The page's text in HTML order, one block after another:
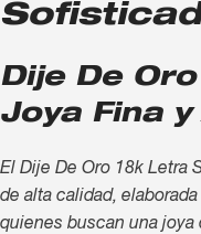
Dije De
Joya Fina
El Dije De Oro 18k Letra
de alta calidad,
quienes buscan una